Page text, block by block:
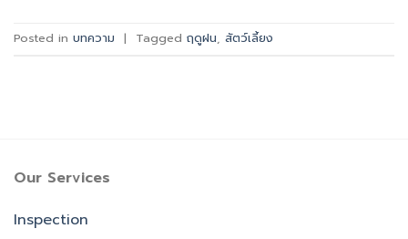
Posted in บทความ | Tagged ฤดูฝน, สัตว์เลี้ยง
Our Services
Inspection